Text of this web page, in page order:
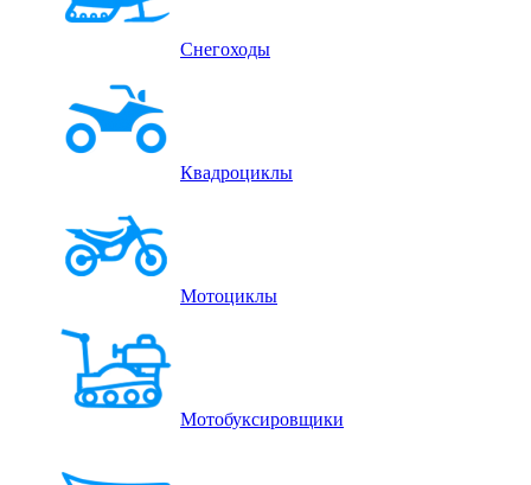
Снегоходы
Квадроциклы
Мотоциклы
Мотобуксировщики